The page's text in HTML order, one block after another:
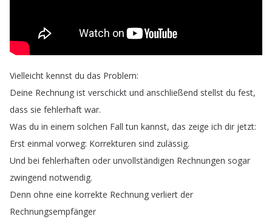
Vielleicht kennst du das Problem:
Deine Rechnung ist verschickt und anschließend stellst du fest,
dass sie fehlerhaft war.
Was du in einem solchen Fall tun kannst, das zeige ich dir jetzt:
Erst einmal vorweg: Korrekturen sind zulässig.
Und bei fehlerhaften oder unvollständigen Rechnungen sogar
zwingend notwendig.
Denn ohne eine korrekte Rechnung verliert der
Rechnungsempfänger